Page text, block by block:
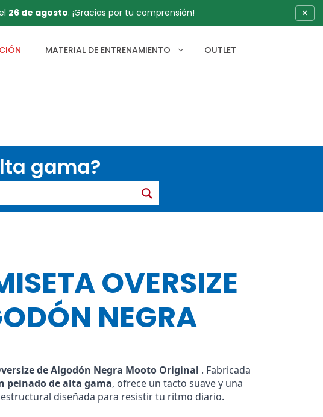
26 de agosto. ¡Gracias por tu comprensión! ×
MATERIAL DE ENTRENAMIENTO OUTLET
gama?
OVERSIZE
NEGRA
de Algodón Negra Mooto Original . Fabricada
peinado de alta gama, ofrece un tacto suave y una
diseñada para resistir tu ritmo diario.